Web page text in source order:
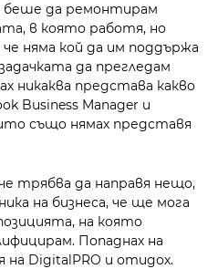
беше да ремонтирам
в която работя, но
че няма кой да им поддържа
да прегледам
никаква представа какво
Business Manager и
също нямах представя
трябва да направя нещо,
на бизнеса, че ще мога
на която
Попаднах на
DigitalPRO и отидох.